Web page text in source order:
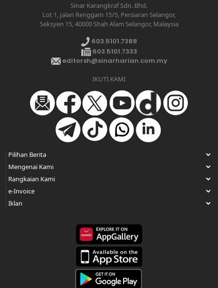
Sinar Karangkraf Sdn. Bhd.
Lot 1, Jalan Renggam 15/5, Persiaran Selangor,
Seksyen 15, 40000 Shah Alam Selangor, Malaysia
603.5101.7388
603.5101.7333
editorsh@sinarharian.com.my
IKUTI KAMI